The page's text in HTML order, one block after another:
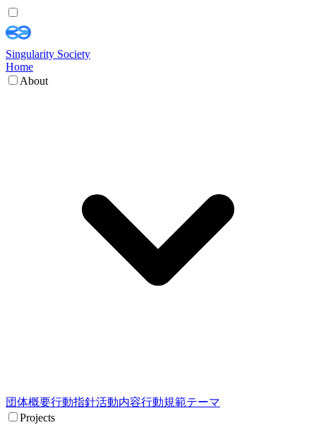
Singularity Society
Home
About
団体概要行動指針活動内容行動規範テーマ
Projects